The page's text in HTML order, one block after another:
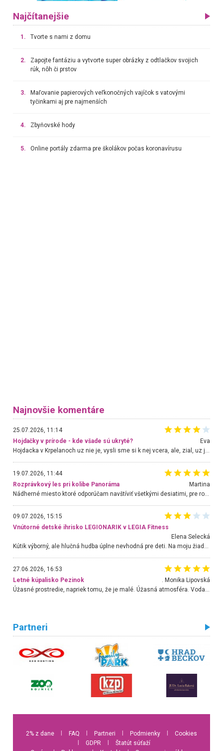
Najčítanejšie
1. Tvorte s nami z domu
2.
Zapojte fantáziu a vytvorte super obrázky z odtlačkov svojich
rúk, nôh či prstov
3.
Maľovanie papierových veľkonočných vajíčok s vatovými
tyčinkami aj pre najmenších
4. Zbyňovské hody
5. Online portály zdarma pre školákov počas koronavírusu
Najnovšie komentáre
25.07.2026, 11:14
Hojdačky v prírode - kde všade sú ukryté?
Eva
Hojdacka v Krpelanoch uz nie je, vysli sme si k nej vcera, ale, zial, uz je znicena. Ak sem planujete cestu len kvoli hojdacke, mozete si ju usetrit. Krasny vyhlad je tu vsak aj bez hojdacky :-)
19.07.2026, 11:44
Rozprávkový les pri kolibe Panoráma
Martina
Nádherné miesto ktoré odporúčam navštíviť všetkými desiatimi, pre rodiny s deťmi, dôchodcom... Proste a jednoducho ozaj rozprávkový les.. určite ešte prídeme. Odniesli sme si na pamiatku krásne tričká,
09.07.2026, 15:15
Vnútorné detské ihrisko LEGIONARIK v LEGIA Fitness
Elena Selecká
Kútik výborný, ale hlučná hudba úplne nevhodná pre deti. Na moju žiadosť o aspoň sušenie nereagovali.
27.06.2026, 16:53
Letné kúpalisko Pezinok
. Monika Lipovská
Úžasné prostredie, napriek tomu, že je malé. Úžasná atmosféra. Voda fantastická a nádherná. Ľudí je pomerne veľa, ale su mili a ohľaduplní. Je veľmi zaujímavé sledovať, ako dokážu spolu športovať cudzí ľudia a bez ohľadu na vek. Vládne tu pohoda. Vnuka neviem dostať z vody. Ďakujem za krásny deň . Urcite sa sem vrátim. Jediný problém je s parkovaním, ale aj ten sa mi podarilo vyriešiť. Monika Bratislava
Partneri
2% z dane FAQ Partneri Podmienky
Cookies
GDPR
Štatút súťaží